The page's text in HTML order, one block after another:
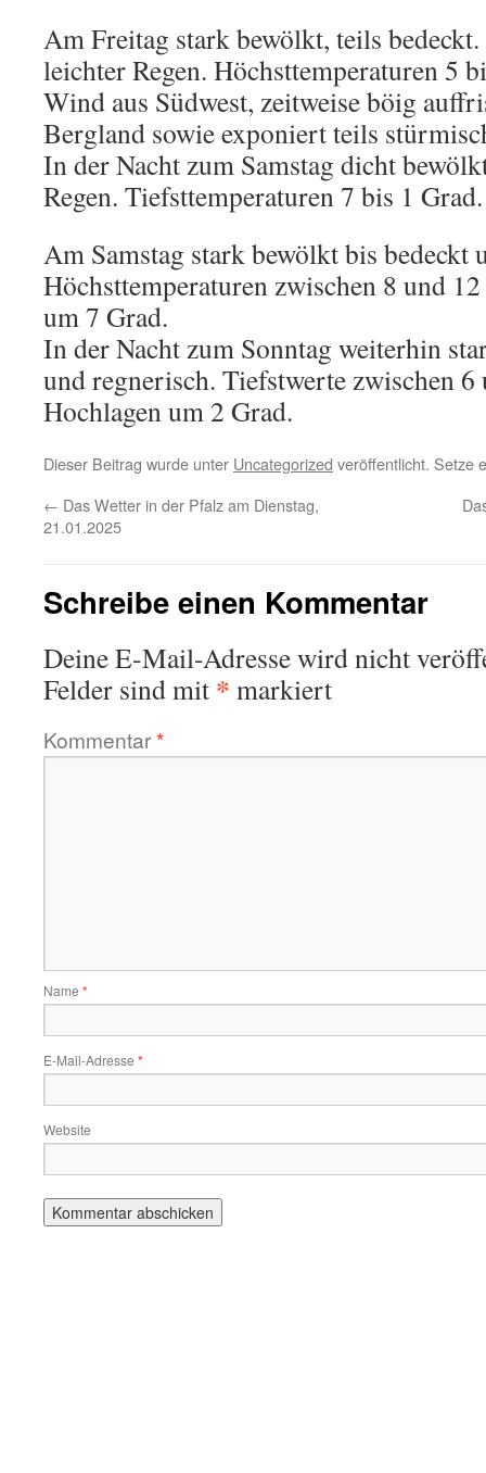
Am Freitag stark bewölkt, teils
leichter Regen. Höchsttemperaturen 5
Wind aus Südwest, zeitweise böig
Bergland sowie exponiert teils
In der Nacht zum Samstag dicht
Regen. Tiefsttemperaturen 7 bis 1 Grad.
Am Samstag stark bewölkt bis bedeckt
Höchsttemperaturen zwischen 8 und
um 7 Grad.
In der Nacht zum Sonntag weiterhin
und regnerisch. Tiefstwerte zwischen
Hochlagen um 2 Grad.
Dieser Beitrag wurde unter Uncategorized veröffentlicht. Setze
← Das Wetter in der Pfalz am Dienstag,
21.01.2025
Schreibe einen Kommentar
Deine E-Mail-Adresse wird nicht
Felder sind mit * markiert
Kommentar*
Name *
E-Mail-Adresse *
Website